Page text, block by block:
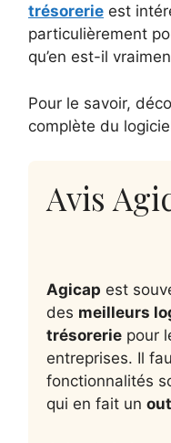
trésorerie est
particulièrement
qu’en est-il
Pour le savoir,
complète du
Avis
Agicap est
des meilleurs
trésorerie pour
entreprises. Il
fonctionnalités
qui en fait un